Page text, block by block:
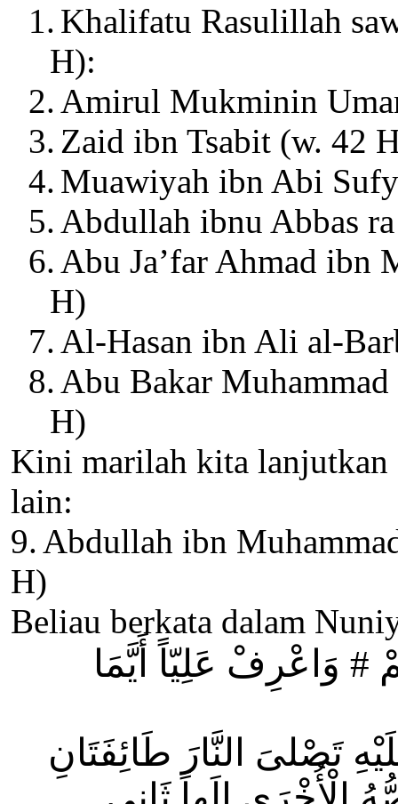
1. Khalifatu Rasulillah
H):
2. Amirul Mukminin
3. Zaid ibn Tsabit (w. 42
4. Muawiyah ibn Abi
5. Abdullah ibnu Abbas
6. Abu Ja’far Ahmad ibn
H)
7. Al-Hasan ibn Ali al-
8. Abu Bakar
H)
Kini marilah kita lanjutkan
lain:
9. Abdullah ibn
H)
Beliau berkata dalam
# وَاعْرِفْ عَلِيّاً أَيَّمَا
تَصْلىَ النَّارَ طَائِفَتَانِ